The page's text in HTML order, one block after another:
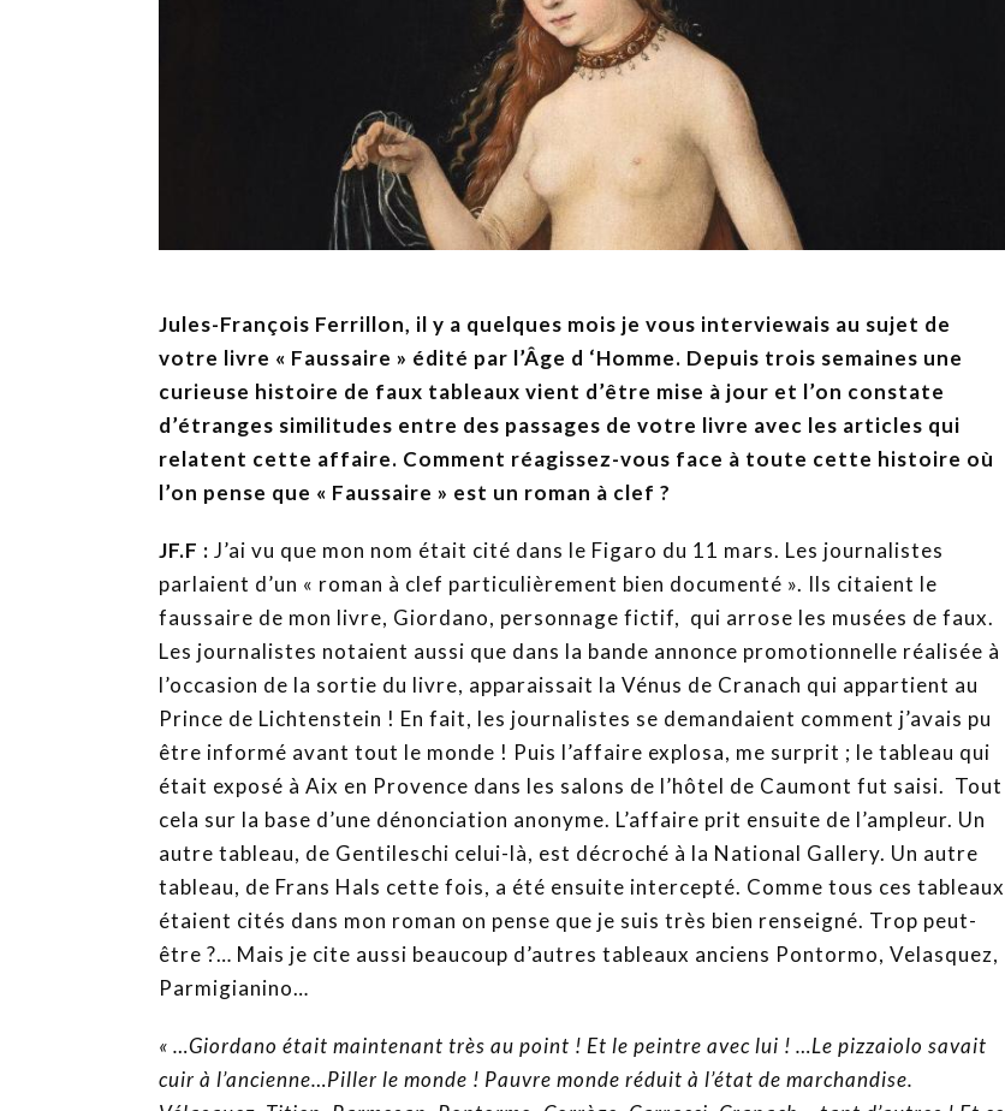
Jules-François Ferrillon, il y a quelques mois je vous interviewais au sujet de
votre livre « Faussaire » édité par l’Âge d ‘Homme. Depuis trois semaines une
curieuse histoire de faux tableaux vient d’être mise à jour et l’on constate
d’étranges similitudes entre des passages de votre livre avec les articles qui
relatent cette affaire. Comment réagissez-vous face à toute cette histoire où
l’on pense que « Faussaire » est un roman à clef ?
JF.F : J’ai vu que mon nom était cité dans le Figaro du 11 mars. Les journalistes
parlaient d’un « roman à clef particulièrement bien documenté ». Ils citaient le
faussaire de mon livre, Giordano, personnage fictif, qui arrose les musées de faux.
Les journalistes notaient aussi que dans la bande annonce promotionnelle réalisée à
l’occasion de la sortie du livre, apparaissait la Vénus de Cranach qui appartient au
Prince de Lichtenstein ! En fait, les journalistes se demandaient comment j’avais pu
être informé avant tout le monde ! Puis l’affaire explosa, me surprit ; le tableau qui
était exposé à Aix en Provence dans les salons de l’hôtel de Caumont fut saisi. Tout
cela sur la base d’une dénonciation anonyme. L’affaire prit ensuite de l’ampleur. Un
autre tableau, de Gentileschi celui-là, est décroché à la National Gallery. Un autre
tableau, de Frans Hals cette fois, a été ensuite intercepté. Comme tous ces tableaux
étaient cités dans mon roman on pense que je suis très bien renseigné. Trop peut-
être ?… Mais je cite aussi beaucoup d’autres tableaux anciens Pontormo, Velasquez,
Parmigianino…
« …Giordano était maintenant très au point ! Et le peintre avec lui ! …Le pizzaiolo savait
cuir à l’ancienne…Piller le monde ! Pauvre monde réduit à l’état de marchandise.